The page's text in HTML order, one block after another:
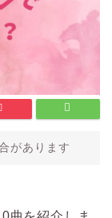
があります